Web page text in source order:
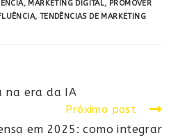
, MARKETING DIGITAL, PROMOVER
, TENDÊNCIAS DE MARKETING
na era da IA
Próximo post
em 2025: como integrar